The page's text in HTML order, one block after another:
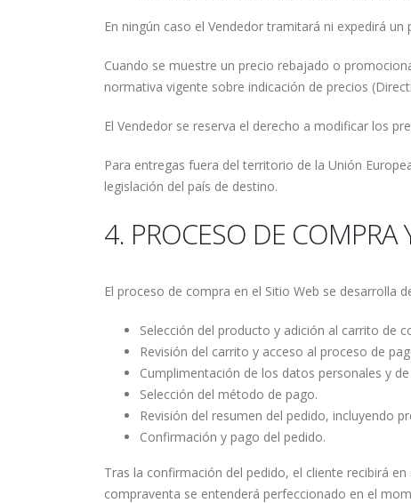
En ningún caso el Vendedor tramitará ni expedirá
Cuando se muestre un precio rebajado o
normativa vigente sobre indicación de precios
El Vendedor se reserva el derecho a modificar los
Para entregas fuera del territorio de la Unión
legislación del país de destino.
4. PROCESO DE
El proceso de compra en el Sitio Web se desarrolla
Selección del producto y adición al carrito de
Revisión del carrito y acceso al proceso de
Cumplimentación de los datos personales y
Selección del método de pago.
Revisión del resumen del pedido, incluyendo
Confirmación y pago del pedido.
Tras la confirmación del pedido, el cliente recibirá
compraventa se entenderá perfeccionado en el